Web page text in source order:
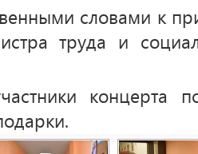
словами к
труда и
концерта